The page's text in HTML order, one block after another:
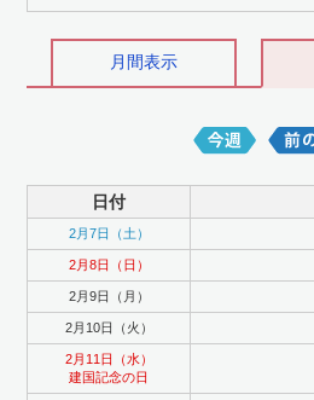
月間表示
日付
2月7日（土）
2月8日（日）
2月9日（月）
2月10日（火）
2月11日（水）
建国記念の日